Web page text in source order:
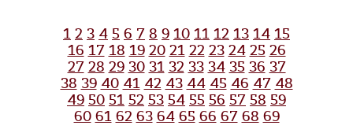
1 2 3 4 5 6 7 8 9 10 11 12 13 14 15
16 17 18 19 20 21 22 23 24 25 26
27 28 29 30 31 32 33 34 35 36 37
38 39 40 41 42 43 44 45 46 47 48
49 50 51 52 53 54 55 56 57 58 59
60 61 62 63 64 65 66 67 68 69